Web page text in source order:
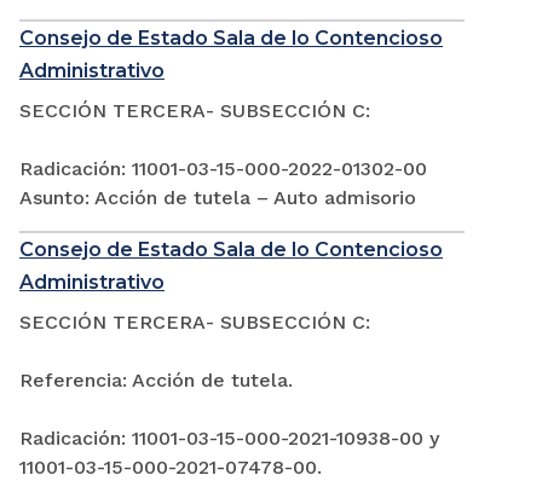
Consejo de Estado Sala de lo Contencioso
Administrativo
SECCIÓN TERCERA- SUBSECCIÓN C:
Radicación: 11001-03-15-000-2022-01302-00
Asunto: Acción de tutela – Auto admisorio
Consejo de Estado Sala de lo Contencioso
Administrativo
SECCIÓN TERCERA- SUBSECCIÓN C:
Referencia: Acción de tutela.
Radicación: 11001-03-15-000-2021-10938-00 y
11001-03-15-000-2021-07478-00.